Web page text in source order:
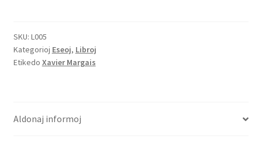
als
Països
Catalans
SKU: L005
Kategorioj Eseoj, Libroj
Etikedo Xavier Margais
Aldonaj informoj